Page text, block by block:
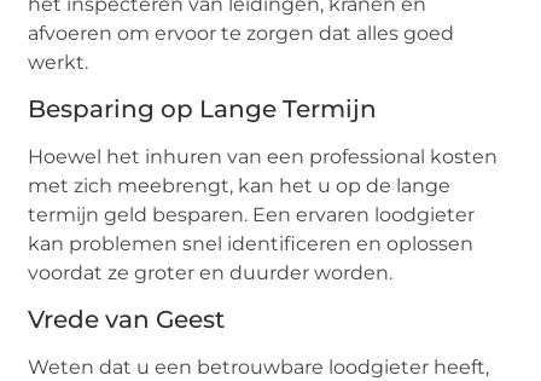
afvoeren om ervoor te zorgen dat alles goed
werkt.
Besparing op Lange Termijn
Hoewel het inhuren van een professional kosten
met zich meebrengt, kan het u op de lange
termijn geld besparen. Een ervaren loodgieter
kan problemen snel identificeren en oplossen
voordat ze groter en duurder worden.
Vrede van Geest
Weten dat u een betrouwbare loodgieter heeft,